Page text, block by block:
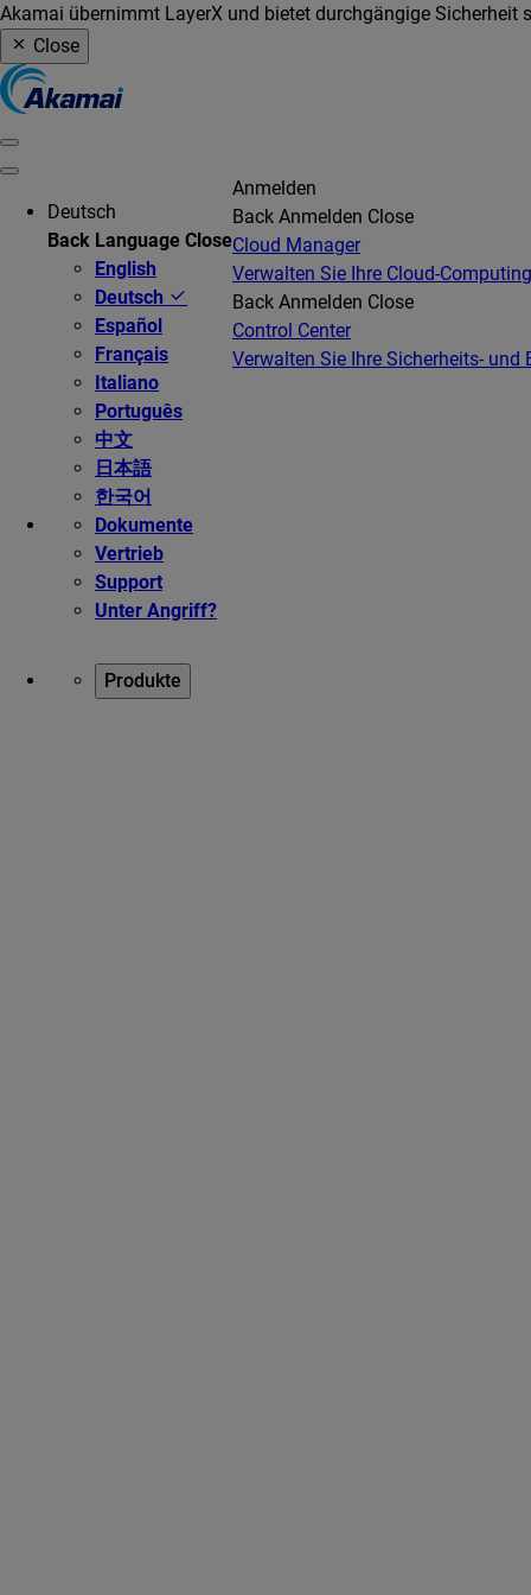
Akamai übernimmt LayerX und bietet durchgängige Sicherheit
Close
Deutsch
Back Language Close
English
Deutsch
Español
Français
Italiano
Português
中文
日本語
한국어
Dokumente
Vertrieb
Support
Unter Angriff?
Anmelden
Back Anmelden Close
Cloud Manager
Verwalten Sie Ihre Cloud-
Back Anmelden Close
Control Center
Verwalten Sie Ihre Sicherheits- und
Produkte